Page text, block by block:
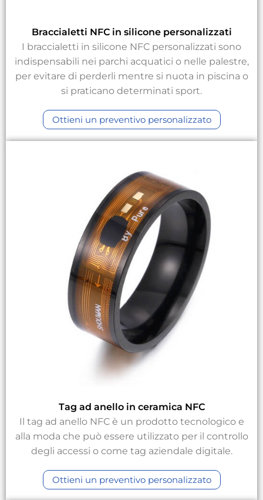
Braccialetti NFC in silicone personalizzati
I braccialetti in silicone NFC personalizzati sono
indispensabili nei parchi acquatici o nelle palestre,
per evitare di perderli mentre si nuota in piscina o
si praticano determinati sport.
Ottieni un preventivo personalizzato
Tag ad anello in ceramica NFC
Il tag ad anello NFC è un prodotto tecnologico e
alla moda che può essere utilizzato per il controllo
degli accessi o come tag aziendale digitale.
Ottieni un preventivo personalizzato